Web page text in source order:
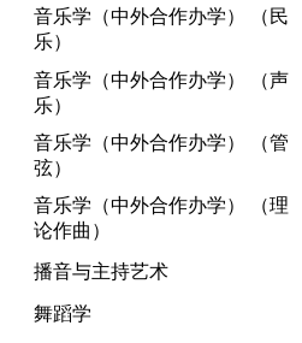
音乐学（中外合作办学） （民
乐）
音乐学（中外合作办学） （声
乐）
音乐学（中外合作办学） （管
弦）
音乐学（中外合作办学） （理
论作曲）
播音与主持艺术
舞蹈学